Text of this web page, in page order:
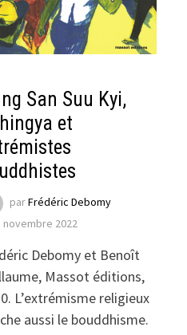
San Suu Kyi,
et
parFrédéric Debomy
novembre 2022
Debomy et Benoît
Massot éditions,
L’extrémisme religieux
aussi le bouddhisme.